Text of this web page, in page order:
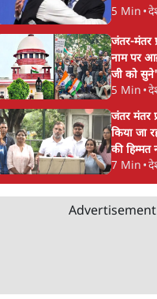
5 Min •
जंतर-मंतर
नाम पर
जी को
5 Min •
जंतर मंतर
किया जा
की हिम्मत
7 Min •
Advertisement